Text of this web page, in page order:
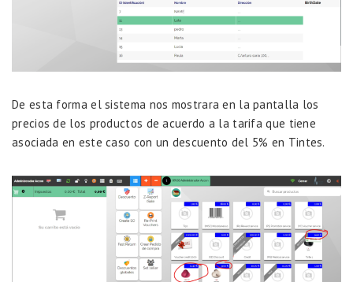
De esta forma el sistema nos mostrara en la pantalla los
precios de los productos de acuerdo a la tarifa que tiene
asociada en este caso con un descuento del 5% en Tintes.